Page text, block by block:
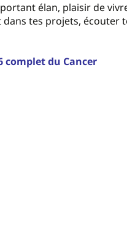
élan, plaisir de
tes projets,
complet du Cancer